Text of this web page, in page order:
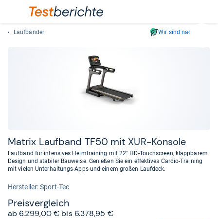
und
lassen
Laufbänder Wir sind nachhaltig
Matrix Lauf­band TF50 mit XUR-​Kon­sole
Laufband für intensives Heimtraining mit 22" HD-Touchscreen, klappbarem
Design und stabiler Bauweise. Genießen Sie ein effektives Cardio-Training
mit vielen Unterhaltungs-Apps und einem großen Laufdeck.
Her­stel­ler: Sport-Tec
Preis­ver­gleich
ab 6.299,00 € bis 6.378,95 €